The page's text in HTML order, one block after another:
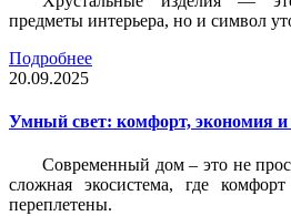
предметы интерьера, но и символ
Подробнее
20.09.2025
Умный свет: комфорт, экономия и
Современный дом – это не
сложная экосистема, где
переплетены.